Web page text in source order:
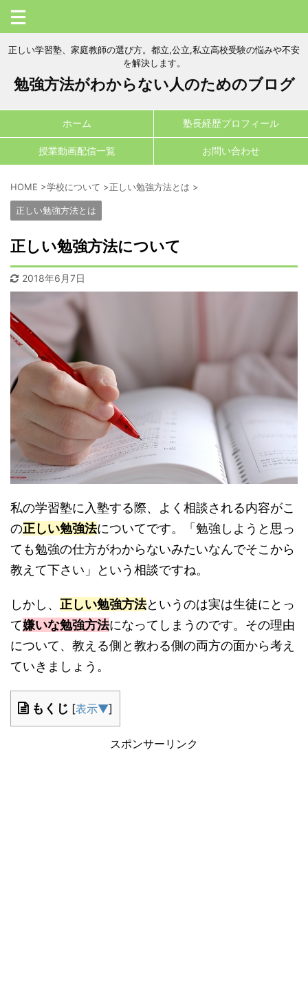
正しい学習塾、家庭教師の選び方。都立,公立,私立高校受験の悩みや不安
を解決します。
勉強方法がわからない人のためのブログ
ホーム 塾長経歴プロフィール
授業動画配信一覧 お問い合わせ
HOME >学校について >正しい勉強方法とは >
正しい勉強方法とは
正しい勉強方法について
2018年6月7日
私の学習塾に入塾する際、よく相談される内容がこ
の正しい勉強法についてです。「勉強しようと思っ
ても勉強の仕方がわからないみたいなんでそこから
教えて下さい」という相談ですね。
しかし、 正しい勉強方法というのは実は生徒にとっ
て嫌いな勉強方法になってしまうのです。その理由
について、教える側と教わる側の両方の面から考え
ていきましょう。
もくじ [表示▼]
スポンサーリンク